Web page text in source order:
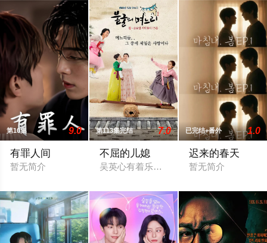
第10集 9.0
有罪人间
暂无简介
第113集完结 7.0
不屈的儿媳
吴英心有着乐天的性格，加上一手好厨艺
已完结+番外 1.0
迟来的春天
暂无简介